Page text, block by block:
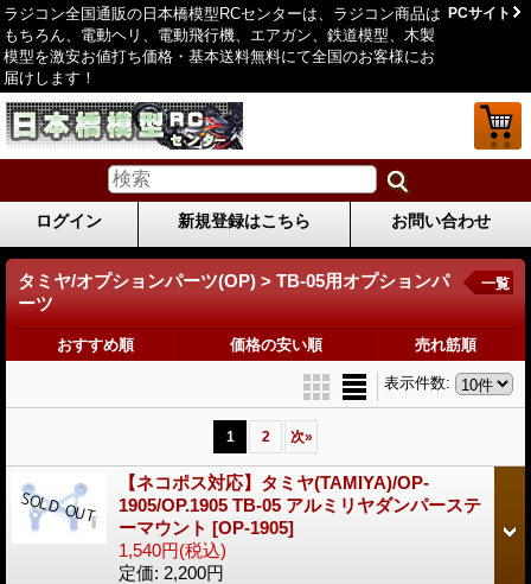
ラジコン全国通販の日本橋模型RCセンターは、ラジコン商品は
もちろん、電動ヘリ、電動飛行機、エアガン、鉄道模型、木製
模型を激安お値打ち価格・基本送料無料にて全国のお客様にお
届けします！
PCサイト
ログイン 新規登録はこちら お問い合わせ
タミヤ/オプションパーツ(OP) > TB-05用オプションパ
ーツ
一覧
おすすめ順 価格の安い順 売れ筋順
表示件数:
1 2 次»
【ネコポス対応】タミヤ(TAMIYA)/OP-
1905/OP.1905 TB-05 アルミリヤダンパーステ
ーマウント [OP-1905]
1,540円(税込)
定価: 2,200円